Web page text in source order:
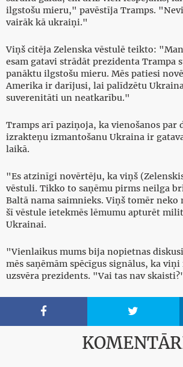
ilgstošu mieru," pavēstīja Tramps.
vairāk kā ukraiņi."
Viņš citēja Zelenska vēstulē teikto:
esam gatavi strādāt prezidenta Trampa
panāktu ilgstošu mieru. Mēs patiesi
Amerika ir darījusi, lai palīdzētu
suverenitāti un neatkarību."
Tramps arī paziņoja, ka vienošanos par
izrakteņu izmantošanu Ukraina ir
laikā.
"Es atzinīgi novērtēju, ka viņš
vēstuli. Tikko to saņēmu pirms neilga
Baltā nama saimnieks. Viņš tomēr neko
šī vēstule ietekmēs lēmumu apturēt
Ukrainai.
"Vienlaikus mums bija nopietnas
mēs saņēmām spēcīgus signālus, ka
uzsvēra prezidents. "Vai tas nav
 